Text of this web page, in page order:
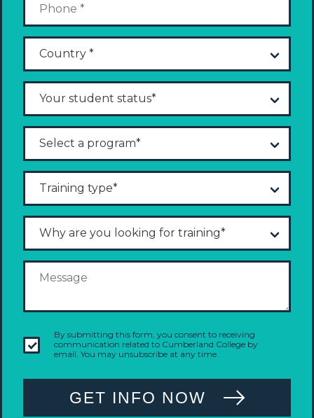
By submitting this form, you consent to receiving
communication related to Cumberland College by
email. You may unsubscribe at any time.
GET INFO NOW